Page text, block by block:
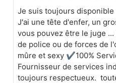
Je suis toujours disponible
J'ai une tête d'enfer, un
vous pouvez être le juge ...
de police ou de forces de
mûre et sexy ✔100%
Fournisseur de services
toujours respectueux.